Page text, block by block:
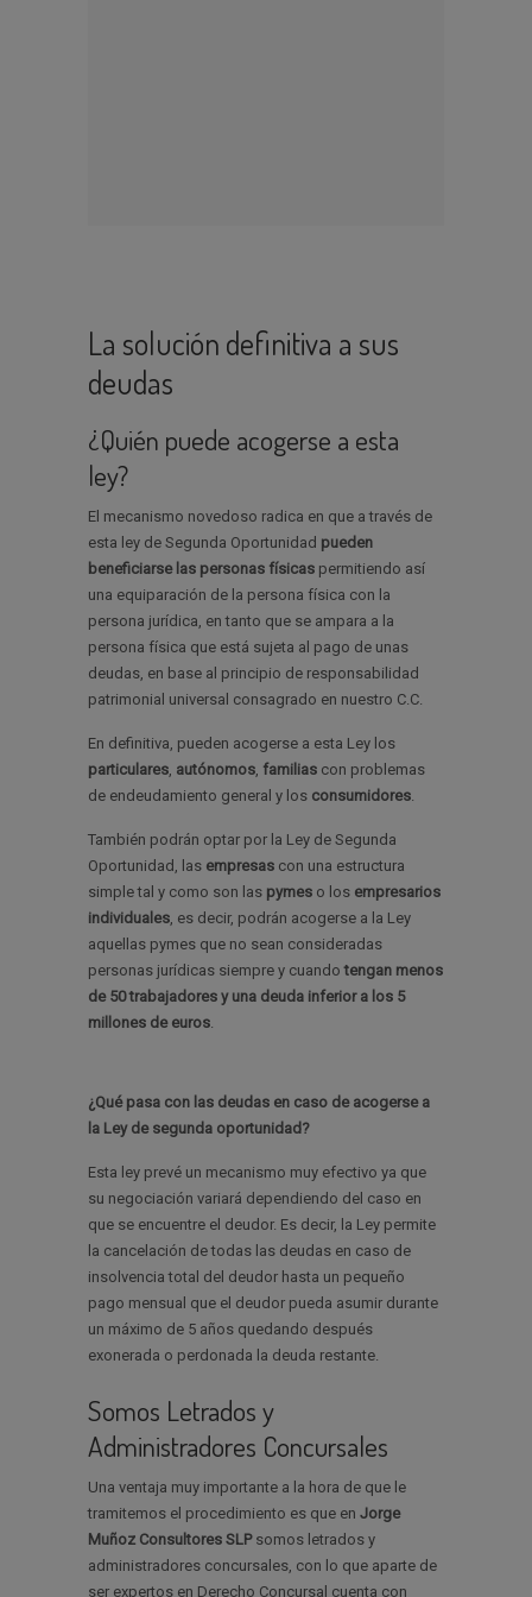
La solución definitiva a sus
deudas
¿Quién puede acogerse a esta
ley?
El mecanismo novedoso radica en que a través de
esta ley de Segunda Oportunidad pueden
beneficiarse las personas físicas permitiendo así
una equiparación de la persona física con la
persona jurídica, en tanto que se ampara a la
persona física que está sujeta al pago de unas
deudas, en base al principio de responsabilidad
patrimonial universal consagrado en nuestro C.C.
En definitiva, pueden acogerse a esta Ley los
particulares, autónomos, familias con problemas
de endeudamiento general y los consumidores.
También podrán optar por la Ley de Segunda
Oportunidad, las empresas con una estructura
simple tal y como son las pymes o los empresarios
individuales, es decir, podrán acogerse a la Ley
aquellas pymes que no sean consideradas
personas jurídicas siempre y cuandotengan menos
de 50 trabajadores y una deuda inferior a los 5
millones de euros.
¿Qué pasa con las deudas en caso de acogerse a
la Ley de segunda oportunidad?
Esta ley prevé un mecanismo muy efectivo ya que
su negociación variará dependiendo del caso en
que se encuentre el deudor. Es decir, la Ley permite
la cancelación de todas las deudas en caso de
insolvencia total del deudor hasta un pequeño
pago mensual que el deudor pueda asumir durante
un máximo de 5 años quedando después
exonerada o perdonada la deuda restante.
Somos Letrados y
Administradores Concursales
Una ventaja muy importante a la hora de que le
tramitemos el procedimiento es que en Jorge
Muñoz Consultores SLP somos letrados y
administradores concursales, con lo que aparte de
ser expertos en Derecho Concursal cuenta con